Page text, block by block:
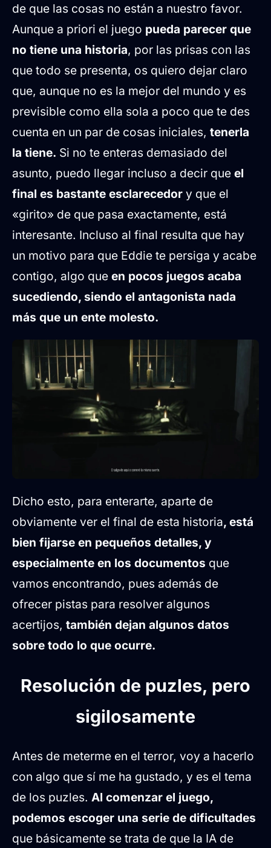
de que las cosas no están a nuestro favor.
Aunque a priori el juego pueda parecer que
no tiene una historia, por las prisas con las
que todo se presenta, os quiero dejar claro
que, aunque no es la mejor del mundo y es
previsible como ella sola a poco que te des
cuenta en un par de cosas iniciales, tenerla
la tiene. Si no te enteras demasiado del
asunto, puedo llegar incluso a decir que el
final es bastante esclarecedor y que el
«girito» de que pasa exactamente, está
interesante. Incluso al final resulta que hay
un motivo para que Eddie te persiga y acabe
contigo, algo que en pocos juegos acaba
sucediendo, siendo el antagonista nada
más que un ente molesto.
Dicho esto, para enterarte, aparte de
obviamente ver el final de esta historia, está
bien fijarse en pequeños detalles, y
especialmente en los documentos que
vamos encontrando, pues además de
ofrecer pistas para resolver algunos
acertijos, también dejan algunos datos
sobre todo lo que ocurre.
Resolución de puzles, pero
sigilosamente
Antes de meterme en el terror, voy a hacerlo
con algo que sí me ha gustado, y es el tema
de los puzles. Al comenzar el juego,
podemos escoger una serie de dificultades
que básicamente se trata de que la IA de